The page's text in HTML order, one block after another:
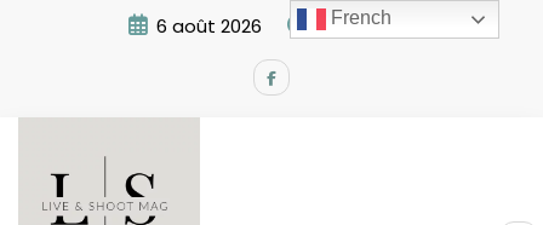
6 août 2026 3:06:58 PM
French